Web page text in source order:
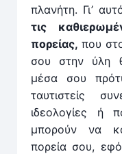
πλανήτη. Γι’
τις
πορείας, που
σου στην ύλη
μέσα σου
ταυτιστείς
ιδεολογίες ή
μπορούν να
πορεία σου,